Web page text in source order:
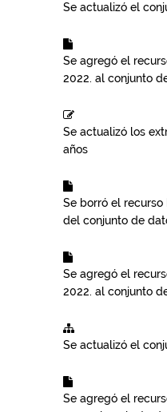
Se actualizó el
Se agregó el
2022. al conjunto
Se actualizó los
años
Se borró el recurso
del conjunto de
Se agregó el
2022. al conjunto
Se actualizó el
Se agregó el